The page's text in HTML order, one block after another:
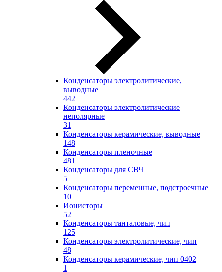
Конденсаторы электролитические,
выводные
442
Конденсаторы электролитические
неполярные
31
Конденсаторы керамические, выводные
148
Конденсаторы пленочные
481
Конденсаторы для СВЧ
5
Конденсаторы переменные, подстроечные
10
Ионисторы
52
Конденсаторы танталовые, чип
125
Конденсаторы электролитические, чип
48
Конденсаторы керамические, чип 0402
1